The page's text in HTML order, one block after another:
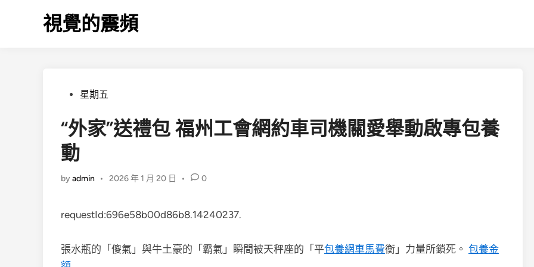
視覺的震頻
Posted星期五
“外家”送禮包 福州工會網約車司機關愛舉動啟專包養
動
byadmin • 2026 年 1 月 20 日 • 0
requestId:696e58b00d86b8.14240237.
張水瓶的「傻氣」與牛土豪的「霸氣」瞬間被天秤座的「平包養網車馬費衡」力量所鎖死。 包養金